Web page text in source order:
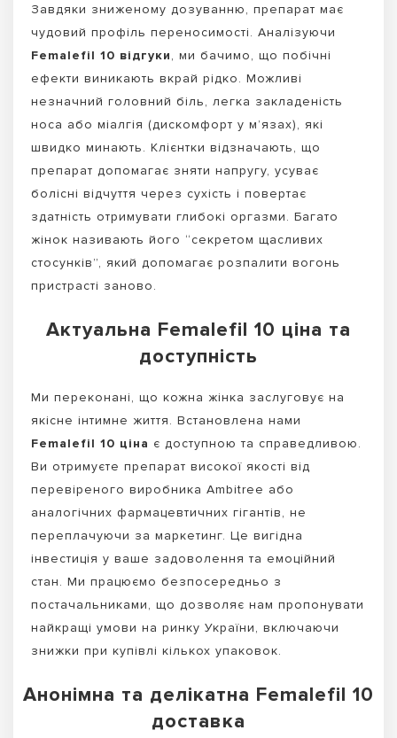
Завдяки зниженому дозуванню, препарат має
чудовий профіль переносимості. Аналізуючи
Femalefil 10 відгуки, ми бачимо, що побічні
ефекти виникають вкрай рідко. Можливі
незначний головний біль, легка закладеність
носа або міалгія (дискомфорт у м’язах), які
швидко минають. Клієнтки відзначають, що
препарат допомагає зняти напругу, усуває
болісні відчуття через сухість і повертає
здатність отримувати глибокі оргазми. Багато
жінок називають його “секретом щасливих
стосунків”, який допомагає розпалити вогонь
пристрасті заново.
Актуальна Femalefil 10 ціна та
доступність
Ми переконані, що кожна жінка заслуговує на
якісне інтимне життя. Встановлена нами
Femalefil 10 ціна є доступною та справедливою.
Ви отримуєте препарат високої якості від
перевіреного виробника Ambitree або
аналогічних фармацевтичних гігантів, не
переплачуючи за маркетинг. Це вигідна
інвестиція у ваше задоволення та емоційний
стан. Ми працюємо безпосередньо з
постачальниками, що дозволяє нам пропонувати
найкращі умови на ринку України, включаючи
знижки при купівлі кількох упаковок.
Анонімна та делікатна Femalefil 10
доставка